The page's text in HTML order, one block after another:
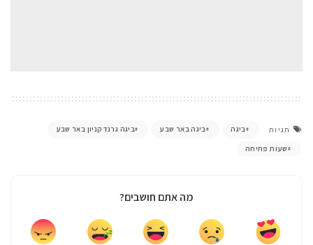
תגיות ביגה ביגה באר שבע
ביגה גרנד קניון באר שבע
שעות פתיחה
מה אתם חושבים?